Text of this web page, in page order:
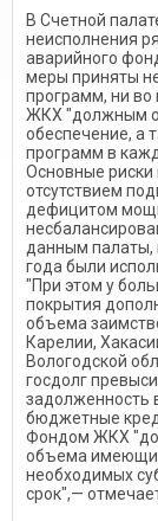
В Счетной
неисполнения
аварийного
меры приняты
программ, ни
ЖКХ "должным
обеспечение, а
программ в
Основные
отсутствием
дефицитом
данным палаты,
года были
"При этом у
покрытия
объема
Карелии,
Вологодской
госдолг
задолженность
бюджетные
Фондом ЖКХ "до
объема
необходимых
срок",—